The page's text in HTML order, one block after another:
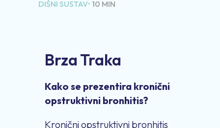
DIŠNI SUSTAV• 10 MIN
Brza Traka
Kako se prezentira kronični
opstruktivni bronhitis?
Kronični opstruktivni bronhitis